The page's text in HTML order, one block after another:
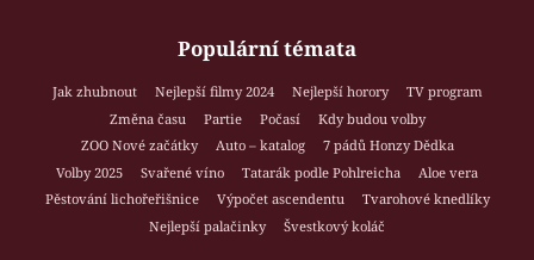
Populární témata
Jak zhubnout Nejlepší filmy 2024 Nejlepší horory
TV program
Změna času
Partie Počasí
Kdy budou volby
ZOO Nové začátky
Auto – katalog
7 pádů Honzy Dědka
Volby 2025
Svařené víno Tatarák podle Pohlreicha
Aloe vera
Pěstování lichořeřišnice
Výpočet ascendentu
Tvarohové knedlíky
Nejlepší palačinky
Švestkový koláč